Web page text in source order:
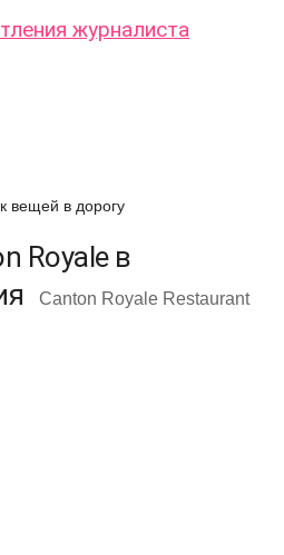
журналиста
вещей в дорогу
Royale в
Canton Royale Restaurant